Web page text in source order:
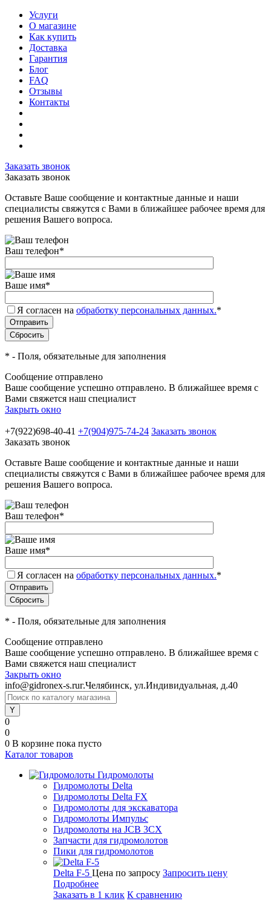
Услуги
О магазине
Как купить
Доставка
Гарантия
Блог
FAQ
Отзывы
Контакты
Заказать звонок
Заказать звонок
Оставьте Ваше сообщение и контактные данные и наши
специалисты свяжутся с Вами в ближайшее рабочее время для
решения Вашего вопроса.
Ваш телефон*
Ваше имя*
Я согласен на обработку персональных данных.*
* - Поля, обязательные для заполнения
Сообщение отправлено
Ваше сообщение успешно отправлено. В ближайшее время с
Вами свяжется наш специалист
Закрыть окно
+7(922)698-40-41 +7(904)975-74-24 Заказать звонок
Заказать звонок
Оставьте Ваше сообщение и контактные данные и наши
специалисты свяжутся с Вами в ближайшее рабочее время для
решения Вашего вопроса.
Ваш телефон*
Ваше имя*
Я согласен на обработку персональных данных.*
* - Поля, обязательные для заполнения
Сообщение отправлено
Ваше сообщение успешно отправлено. В ближайшее время с
Вами свяжется наш специалист
Закрыть окно
info@gidronex-s.ruг.Челябинск, ул.Индивидуальная, д.40
0
0
0 В корзине пока пусто
Каталог товаров
Гидромолоты
Гидромолоты Delta
Гидромолоты Delta FX
Гидромолоты для экскаватора
Гидромолоты Импульс
Гидромолоты на JCB 3CX
Запчасти для гидромолотов
Пики для гидромолотов
Delta F-5 Цена по запросу Запросить цену
Подробнее
Заказать в 1 клик К сравнению